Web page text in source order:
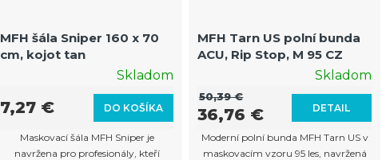
MFH šála Sniper 160 x 70
cm, kojot tan
Skladom
DO KOŠÍKA
7,27 €
Maskovací šála MFH Sniper je
navržena pro profesionály, kteří
MFH Tarn US polní bunda
ACU, Rip Stop, M 95 CZ
Skladom
DETAIL
36,76 €
50,39 €
Moderní polní bunda MFH Tarn US v
maskovacím vzoru 95 les, navržená